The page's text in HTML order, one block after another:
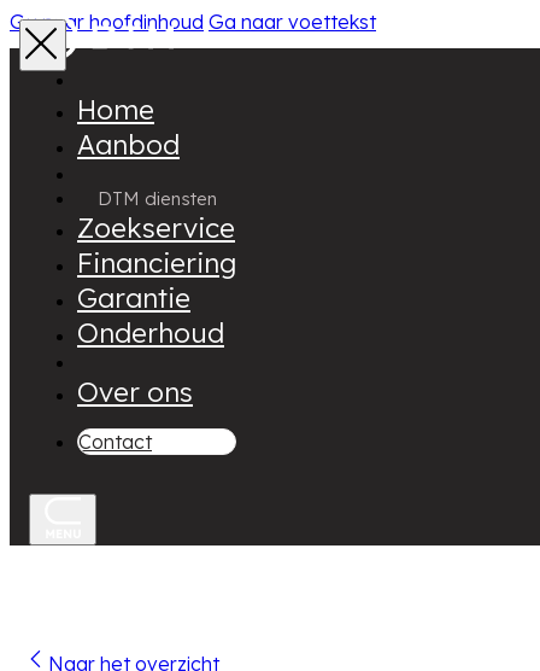
Ga naar hoofdinhoud Ga naar voettekst
Home
Aanbod
DTM diensten
Zoekservice
Financiering
Garantie
Onderhoud
Over ons
Contact
Naar het overzicht